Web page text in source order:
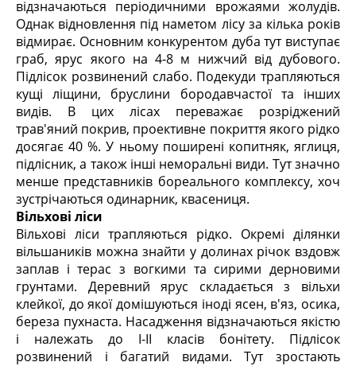
відзначаються періодичними врожаями жолудів.
Однак відновлення під наметом лісу за кілька років
відмирає. Основним конкурентом дуба тут виступає
граб, ярус якого на 4-8 м нижчий від дубового.
Підлісок розвинений слабо. Подекуди трапляються
кущі ліщини, бруслини бородавчастої та інших
видів. В цих лісах переважає розріджений
трав'яний покрив, проективне покриття якого рідко
досягає 40 %. У ньому поширені копитняк, яглиця,
підлісник, а також інші неморальні види. Тут значно
менше представників бореального комплексу, хоч
зустрічаються одинарник, квасениця.
Вільхові ліси
Вільхові ліси трапляються рідко. Окремі ділянки
вільшаників можна знайти у долинах річок вздовж
заплав і терас з вогкими та сирими дерновими
грунтами. Деревний ярус складається з вільхи
клейкої, до якої домішуються іноді ясен, в'яз, осика,
береза пухнаста. Насадження відзначаються якістю
і належать до І-ІІ класів бонітету. Підлісок
розвинений і багатий видами. Тут зростають